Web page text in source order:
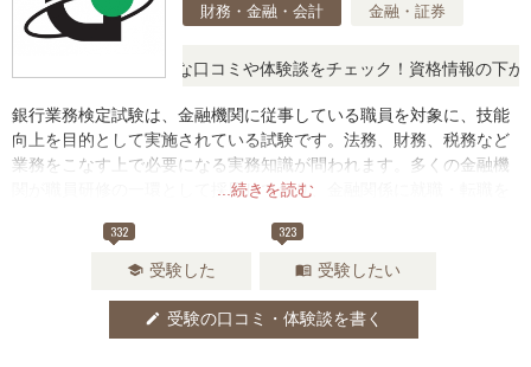
財務・金融・会計 金融・証券
ったら、リアルな口コミや体験談をチェック！資格情報の下から
...続きを読む
銀行業務検定試験は、金融機関に従事している職員を対象に、技能
向上を目的として実施されている試験です。法務、財務、税務など
業務をこなす上で必要になる実務知識が問われます。多くの金融機
関が職員研修の一環として採用しており、金融関係に就職・転職を
332
school 受験した
323
menu_book 受験したい
edit 受験の口コミ・体験談を書く